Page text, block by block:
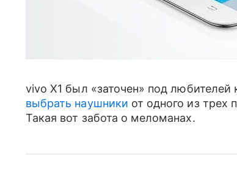
vivo X1 был «заточен» под любителей
выбрать наушники от одного из трех
Такая вот забота о меломанах.